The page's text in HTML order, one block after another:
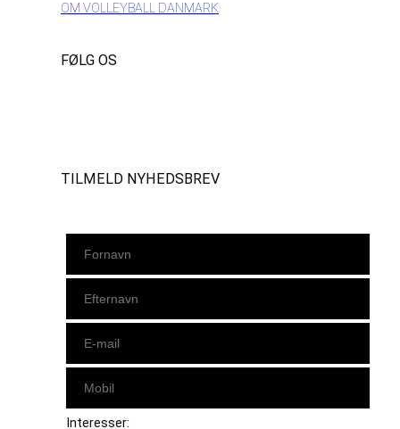
OM VOLLEYBALL DANMARK
FØLG OS
TILMELD NYHEDSBREV
Interesser: